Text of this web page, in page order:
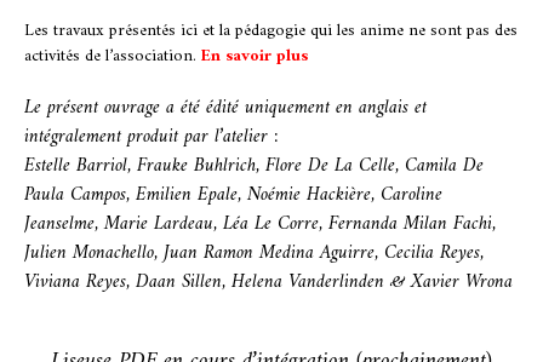
Les travaux présentés ici et la pédagogie qui les anime ne sont pas des
activités de l’association. En savoir plus
Le présent ouvrage a été édité uniquement en anglais et
intégralement produit par l’atelier :
Estelle Barriol, Frauke Buhlrich, Flore De La Celle, Camila De
Paula Campos, Emilien Epale, Noémie Hackière, Caroline
Jeanselme, Marie Lardeau, Léa Le Corre, Fernanda Milan Fachi,
Julien Monachello, Juan Ramon Medina Aguirre, Cecilia Reyes,
Viviana Reyes, Daan Sillen, Helena Vanderlinden & Xavier Wrona